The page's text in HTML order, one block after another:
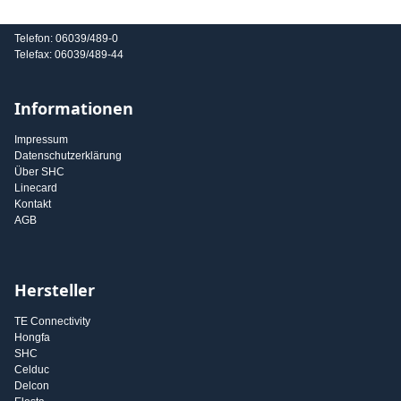
Telefon: 06039/489-0
Telefax: 06039/489-44
Informationen
Impressum
Datenschutzerklärung
Über SHC
Linecard
Kontakt
AGB
Hersteller
TE Connectivity
Hongfa
SHC
Celduc
Delcon